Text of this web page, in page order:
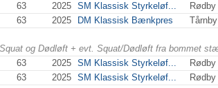
63 2025 SM Klassisk Styrkeløf...
Rødby
63 2025 DM Klassisk Bænkpres
og Dødløft + evt. Squat/Dødløft fra bommet
63 2025 SM Klassisk Styrkeløf...
Rødby
63 2025 SM Klassisk Styrkeløf... Rødby